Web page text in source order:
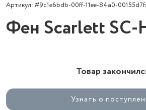
Артикул: #9c1e6bdb-00ff-11ee-84a0-
Фен Scarlett SC-
Товар
Узнать о